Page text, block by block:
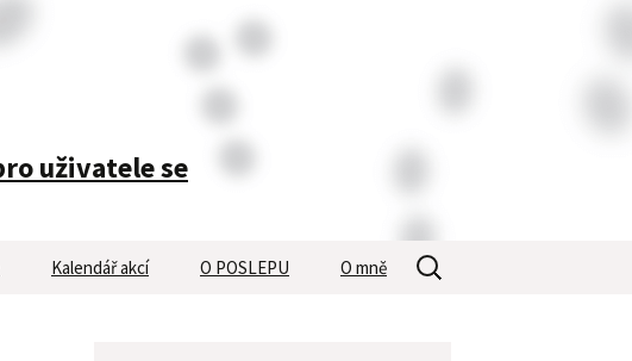
uživatele se
Kalendář akcí O POSLEPU O mně
Vyhledávání